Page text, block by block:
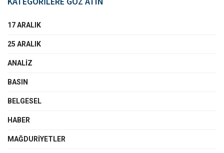
17 ARALIK
25 ARALIK
ANALIZ
BASIN
BELGESEL
HABER
MAĞDURIYETLER